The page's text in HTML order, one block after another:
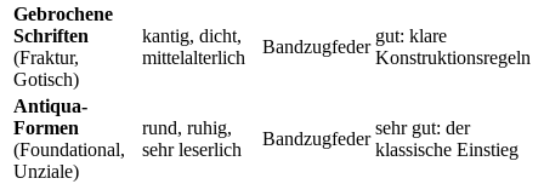
Gebrochene
Schriften
(Fraktur,
Gotisch)
kantig, dicht,
mittelalterlich
Bandzugfeder
gut: klare
Konstruktionsregeln
Antiqua-
Formen
(Foundational,
Unziale)
rund, ruhig,
sehr leserlich
Bandzugfeder
sehr gut: der
klassische Einstieg